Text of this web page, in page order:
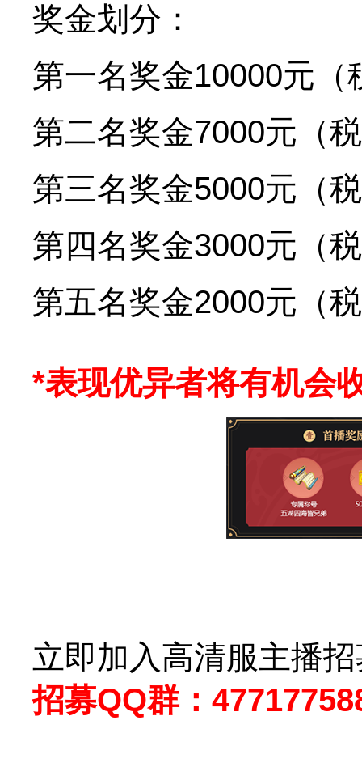
奖金划分：
第一名奖金10000元（
第二名奖金7000元（
第三名奖金5000元（
第四名奖金3000元（
第五名奖金2000元（
*表现优异者将有机会
立即加入高清服主播
招募QQ群：